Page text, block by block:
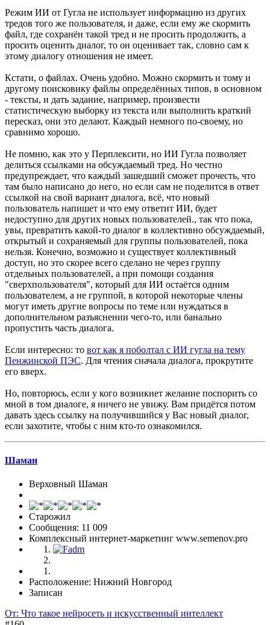
Режим ИИ от Гугла не использует информацию из других
тредов того же пользователя, и даже, если ему же скормить
файл, где сохранён такой тред и не просить продолжить, а
просить оценить диалог, то он оценивает так, словно сам к
этому диалогу отношения не имеет.
Кстати, о файлах. Очень удобно. Можно скормить и тому и
другому поисковику файлы определённых типов, в основном
- тексты, и дать задание, например, произвести
статистическую выборку из текста или выполнить краткий
пересказ, они это делают. Каждый немного по-своему, но
сравнимо хорошо.
Не помню, как это у Перплексити, но ИИ Гугла позволяет
делиться ссылками на обсуждаемый тред. Но честно
предупреждает, что каждый зашедший сможет прочесть, что
там было написано до него, но если сам не поделится в ответ
ссылкой на свой вариант диалога, всё, что новый
пользователь напишет и что ему ответит ИИ, будет
недоступно для других новых пользователей., так что пока,
увы, превратить какой-то диалог в коллективно обсуждаемый,
открытый и сохраняемый для группы пользователей, пока
нельзя. Конечно, возможно и существует коллективный
доступ, но это скорее всего сделано не через группу
отдельных пользователей, а при помощи создания
"сверхпользователя", который для ИИ остаётся одним
пользователем, а не группой, в которой некоторые члены
могут иметь другие вопросы по теме или нуждаться в
дополнительном разъяснении чего-то, или банально
пропустить часть диалога.
Если интересно: то вот как я поболтал с ИИ гугла на тему
Пенжинской ПЭС. Для чтения сначала диалога, прокрутите
его вверх.
Но, повторюсь, если у кого возникнет желание поспорить со
мной в том диалоге, я ничего не увижу. Вам придётся потом
давать здесь ссылку на получившийся у Вас новый диалог,
если захотите, чтобы с ним кто-то ознакомился.
Шаман
Верховный Шаман
Старожил
Сообщения: 11 009
Комплексный интернет-маркетинг www.semenov.pro
Расположение: Нижний Новгород
Записан
От: Что такое нейросеть и искусственный интеллект